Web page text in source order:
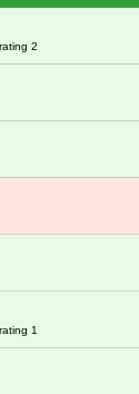
2
1